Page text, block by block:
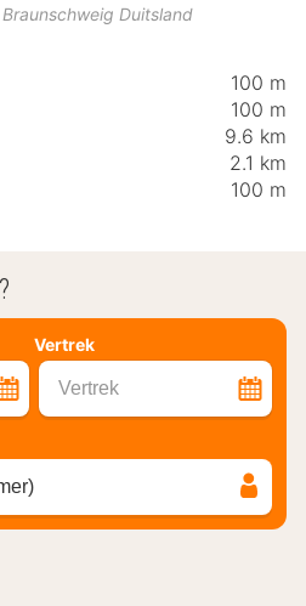
Braunschweig Duitsland
100 m
100 m
9.6 km
2.1 km
100 m
Vertrek
Vertrek